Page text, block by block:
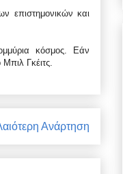
επιστημονικών και
κόσμος. Εάν
Γκέιτς.
Ανάρτηση